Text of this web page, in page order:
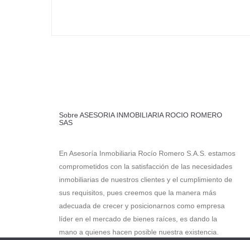
Sobre ASESORIA INMOBILIARIA ROCIO ROMERO
SAS
En Asesoría Inmobiliaria Rocío Romero S.A.S. estamos
comprometidos con la satisfacción de las necesidades
inmobiliarias de nuestros clientes y el cumplimiento de
sus requisitos, pues creemos que la manera más
adecuada de crecer y posicionarnos como empresa
líder en el mercado de bienes raíces, es dando la
mano a quienes hacen posible nuestra existencia.